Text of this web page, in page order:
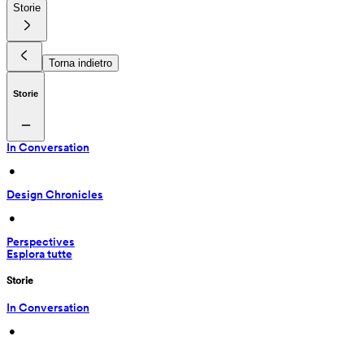
Storie
Torna indietro
Storie
In Conversation
•
Design Chronicles
•
Perspectives
Esplora tutte
Storie
In Conversation
•